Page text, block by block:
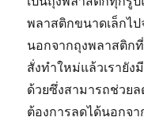
พลาสติกขนาดเล็กไ
นอกจากถุงพลาสติก
สั่งทำใหม่แล้วเรายั
ด้วยซึ่งสามารถช่วย
ต้องการลดได้นอกจ